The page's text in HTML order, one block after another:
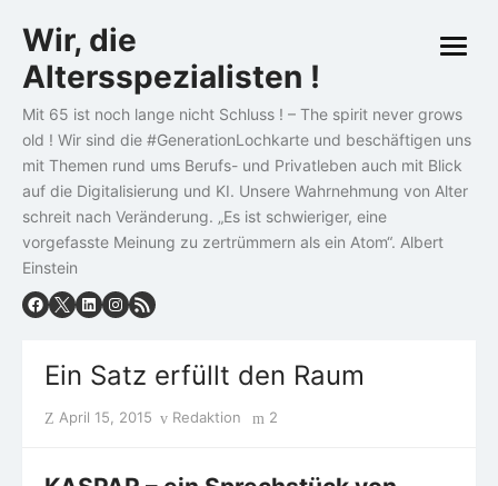
to
content
Wir, die
Altersspezialisten !
Mit 65 ist noch lange nicht Schluss ! – The spirit never grows
old ! Wir sind die #GenerationLochkarte und beschäftigen uns
mit Themen rund ums Berufs- und Privatleben auch mit Blick
auf die Digitalisierung und KI. Unsere Wahrnehmung von Alter
schreit nach Veränderung. „Es ist schwieriger, eine
vorgefasste Meinung zu zertrümmern als ein Atom“. Albert
Einstein
open
Ein Satz erfüllt den Raum
Posted
April 15, 2015 Author
Redaktion 2